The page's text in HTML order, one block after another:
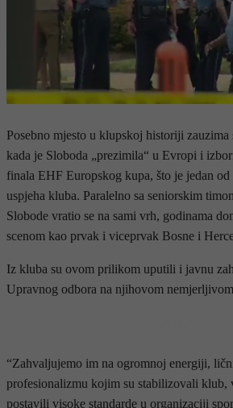
Posebno mjesto u klupskoj historiji zauzima
kada je Sloboda „prezimila“ u Evropi i
finala EHF Europskog kupa, što je jedan
uspjeha kluba. Paralelno sa seniorskim
Slobode vratio se na sami vrh, godinama
scenom kao prvak i viceprvak Bosne i
Iz kluba su ovom prilikom uputili i javnu
Upravnog odbora na njihovom
“Zahvaljujemo im na ogromnoj energiji,
profesionalizmu kojim su stabilizovali klub,
postavili visoke standarde u organizaciji